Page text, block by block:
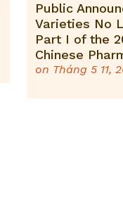
on Tháng 5 11,
Public
Varieties No
Part I of the
Chinese